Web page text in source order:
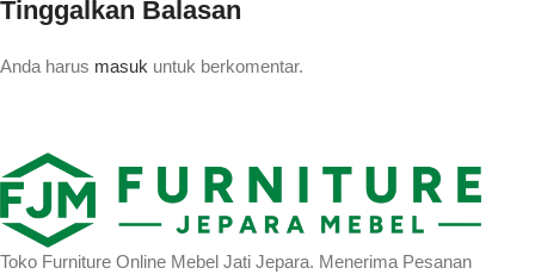
Tinggalkan Balasan
Anda harus masuk untuk berkomentar.
Toko Furniture Online Mebel Jati Jepara. Menerima Pesanan